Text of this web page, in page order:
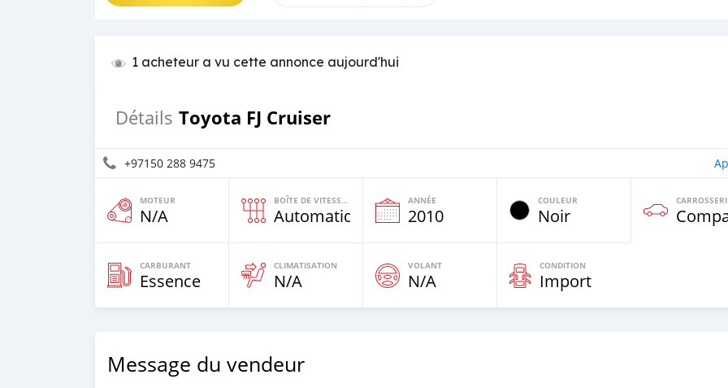
1 acheteur a vu cette annonce aujourd'hui
Détails Toyota FJ Cruiser
+97150 288 9475
MOTEUR
N/A
BOÎTE DE VITESSES
Automatique
ANNÉE
2010
COULEUR
Noir
CARBURANT
Essence
CLIMATISATION
N/A
VOLANT
N/A
CONDITION
Import
Message du vendeur